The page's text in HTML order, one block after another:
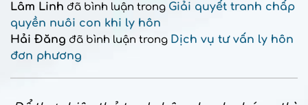
Lâm Linh đã bình luận trong Giải quyết tranh chấp
quyền nuôi con khi ly hôn
Hải Đăng đã bình luận trong Dịch vụ tư vấn ly hôn
đơn phương